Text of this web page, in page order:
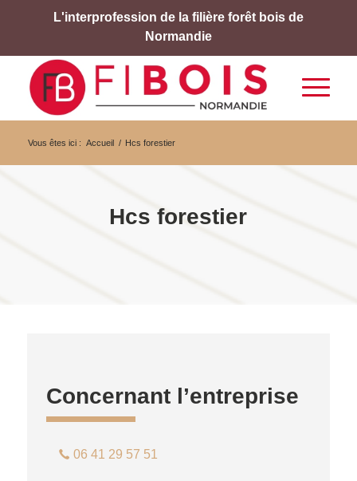
L'interprofession de la filière forêt bois de
Normandie
Vous êtes ici : Accueil / Hcs forestier
Hcs forestier
Concernant l’entreprise
06 41 29 57 51